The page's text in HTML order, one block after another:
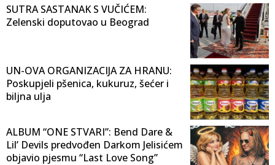
SUTRA SASTANAK S VUČIĆEM:
Zelenski doputovao u Beograd
UN-OVA ORGANIZACIJA ZA HRANU:
Poskupjeli pšenica, kukuruz, šećer i
biljna ulja
ALBUM “ONE STVARI”: Bend Dare &
Lil’ Devils predvođen Darkom Jelisićem
objavio pjesmu “Last Love Song”